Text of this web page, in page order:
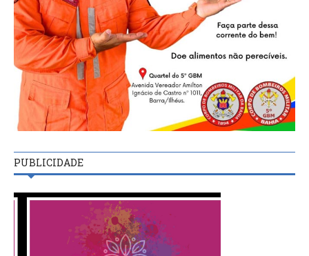
PUBLICIDADE